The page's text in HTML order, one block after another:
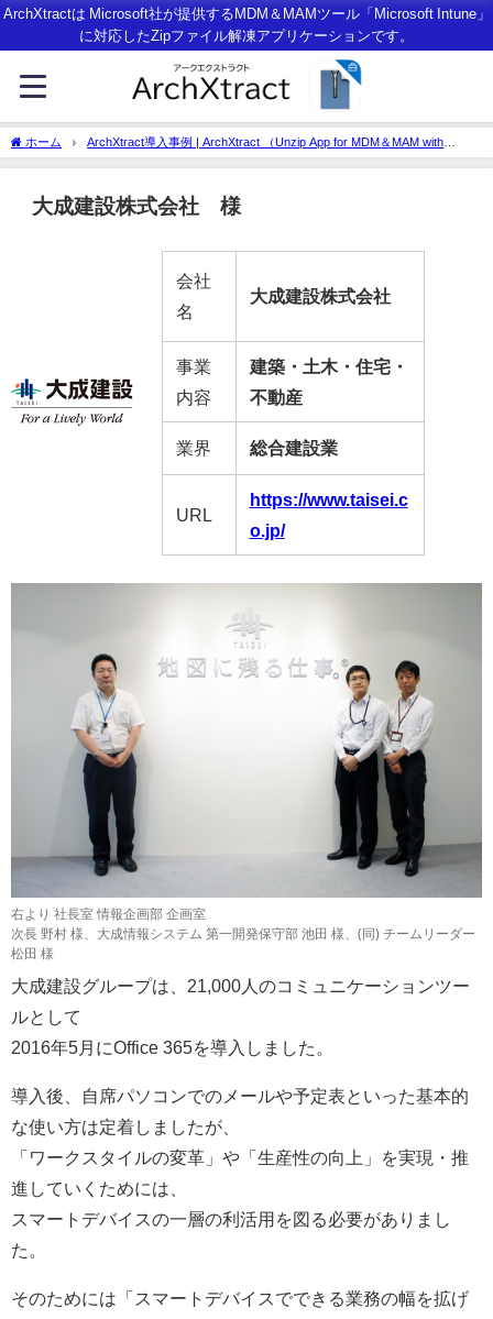
ArchXtractは Microsoft社が提供するMDM＆MAMツール「Microsoft Intune」
に対応したZipファイル解凍アプリケーションです。
ホーム
ArchXtract導入事例 | ArchXtract （Unzip App for MDM＆MAM with
Microsoft Intune）
大成建設株式会社 様
会社
名
大成建設株式会社
事業
内容
建築・土木・住宅・
不動産
業界 総合建設業
URL
https://www.taisei.c
o.jp/
右より 社長室 情報企画部 企画室
次長 野村 様、大成情報システム 第一開発保守部 池田 様、(同) チームリーダー
松田 様
大成建設グループは、21,000人のコミュニケーションツー
ルとして
2016年5月にOffice 365を導入しました。
導入後、自席パソコンでのメールや予定表といった基本的
な使い方は定着しましたが、
「ワークスタイルの変革」や「生産性の向上」を実現・推
進していくためには、
スマートデバイスの一層の利活用を図る必要がありまし
た。
そのためには「スマートデバイスでできる業務の幅を拡げ